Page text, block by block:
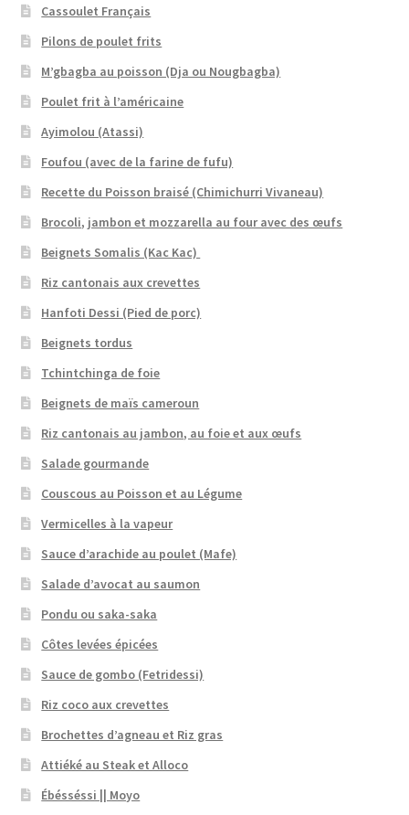
Cassoulet Français
Pilons de poulet frits
M’gbagba au poisson (Dja ou Nougbagba)
Poulet frit à l’américaine
Ayimolou (Atassi)
Foufou (avec de la farine de fufu)
Recette du Poisson braisé (Chimichurri Vivaneau)
Brocoli, jambon et mozzarella au four avec des œufs
Beignets Somalis (Kac Kac)
Riz cantonais aux crevettes
Hanfoti Dessi (Pied de porc)
Beignets tordus
Tchintchinga de foie
Beignets de maïs cameroun
Riz cantonais au jambon, au foie et aux œufs
Salade gourmande
Couscous au Poisson et au Légume
Vermicelles à la vapeur
Sauce d’arachide au poulet (Mafe)
Salade d’avocat au saumon
Pondu ou saka-saka
Côtes levées épicées
Sauce de gombo (Fetridessi)
Riz coco aux crevettes
Brochettes d’agneau et Riz gras
Attiéké au Steak et Alloco
Ébésséssi || Moyo